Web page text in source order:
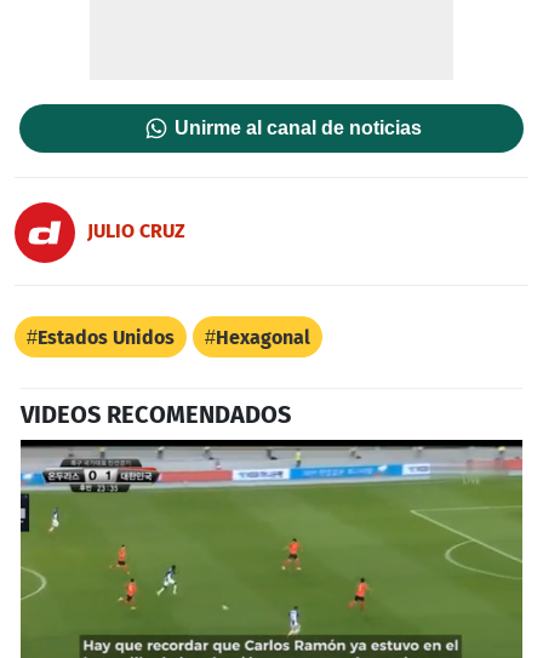
Unirme al canal de noticias
JULIO CRUZ
Estados Unidos Hexagonal
VIDEOS RECOMENDADOS